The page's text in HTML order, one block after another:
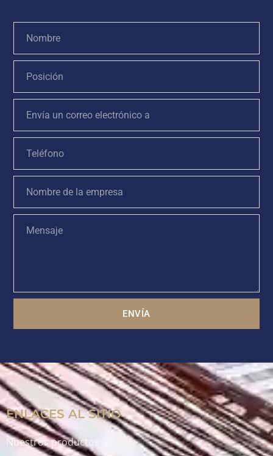
ENVÍA
ENLACES AL SITIO
Nuestros productos